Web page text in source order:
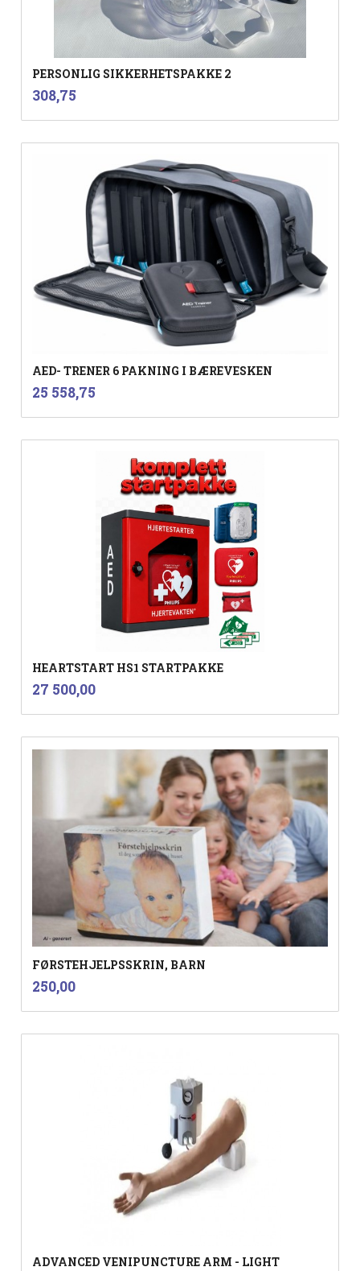
PERSONLIG SIKKERHETSPAKKE 2
Pris
308,75
AED- TRENER 6 PAKNING I BÆREVESKEN
Pris
25 558,75
HEARTSTART HS1 STARTPAKKE
Pris
27 500,00
FØRSTEHJELPSSKRIN, BARN
Pris
250,00
ADVANCED VENIPUNCTURE ARM - LIGHT